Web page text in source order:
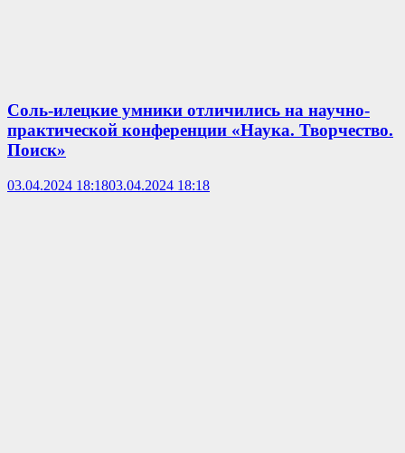
Соль-илецкие умники отличились на научно-
практической конференции «Наука. Творчество.
Поиск»
03.04.2024 18:1803.04.2024 18:18